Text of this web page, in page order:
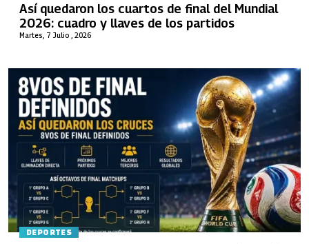
Martes, 7 Julio , 2026
Así quedaron los cuartos de final del Mundial
2026: cuadro y llaves de los partidos
DEPORTES